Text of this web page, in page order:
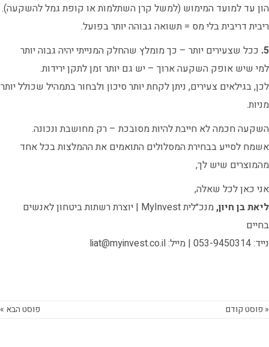
הון עד למועד המימוש (למשל קרן השתלמות או קופת גמל להשקעה).
ריבית דריבית בלי מס = תשואה גבוהה יותר בפועל.
5. ככל שצעירים יותר – כך מומלץ שהחלק המנייתי יהיה גבוה יותר
למי שיש אופק השקעה ארוך – יש גם יותר זמן לתקן ירידות.
לכן, בגילאים צעירים, ניתן לקחת יותר סיכון ולבחור בתמהיל שכולל יותר
מניות.
השקעה חכמה לא חייבת להיות מסובכת – רק מחושבת ונכונה.
אשמח לסייע בבחירת המסלולים התואמים את ההמלצות בכל אחד
מהמוצרים שיש לך,
אני כאן לכל שאלה,
ליאת בן חיון,
מנכ״לית MyInvest | יוצרת רשתות ביטחון לאנשים
בחיים
נייד: 053-9450314 | מייל: liat@myinvest.co.il
« פוסט קודם פוסט הבא »